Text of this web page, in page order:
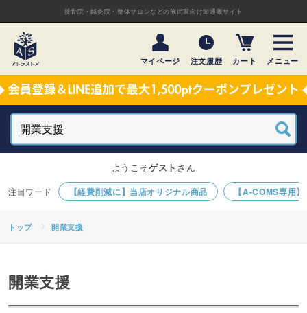
接骨院・鍼灸院・整体サロンなどの施術家向け卸通販サイト
マイページ 注文履歴 カート メニュー
【経費削減に】当店オリジナル商品 【A-COMS専用
ようこそゲスト さん
トップ 開業支援
開業支援